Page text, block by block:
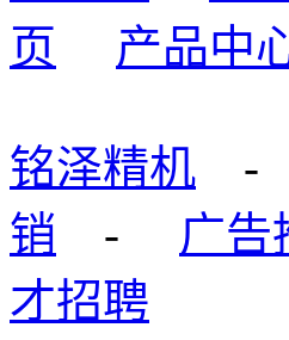
页
产品中
铭泽精机
销 - 广告
才招聘